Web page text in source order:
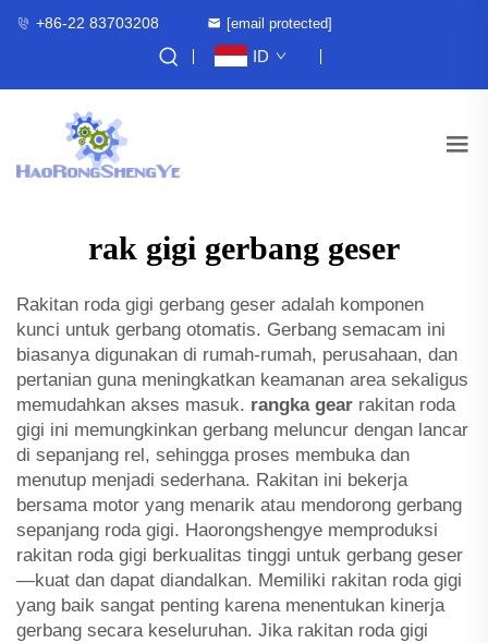
+86-22 83703208 [email protected]
ID
rak gigi gerbang geser
Rakitan roda gigi gerbang geser adalah komponen
kunci untuk gerbang otomatis. Gerbang semacam ini
biasanya digunakan di rumah-rumah, perusahaan, dan
pertanian guna meningkatkan keamanan area sekaligus
memudahkan akses masuk. rangka gear rakitan roda
gigi ini memungkinkan gerbang meluncur dengan lancar
di sepanjang rel, sehingga proses membuka dan
menutup menjadi sederhana. Rakitan ini bekerja
bersama motor yang menarik atau mendorong gerbang
sepanjang roda gigi. Haorongshengye memproduksi
rakitan roda gigi berkualitas tinggi untuk gerbang geser
—kuat dan dapat diandalkan. Memiliki rakitan roda gigi
yang baik sangat penting karena menentukan kinerja
gerbang secara keseluruhan. Jika rakitan roda gigi